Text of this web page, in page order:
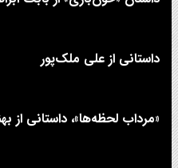
داستانی از علی‌ ملک‌پور
«مرداب لحظه‌ها»، داستانی از